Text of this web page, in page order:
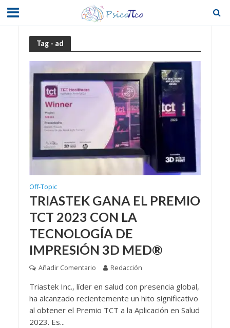
Tag - ad
Off-Topic
TRIASTEK GANA EL PREMIO
TCT 2023 CON LA
TECNOLOGÍA DE
IMPRESIÓN 3D MED®
Añadir Comentario Redacción
Triastek Inc., líder en salud con presencia global,
ha alcanzado recientemente un hito significativo
al obtener el Premio TCT a la Aplicación en Salud
2023. Es...